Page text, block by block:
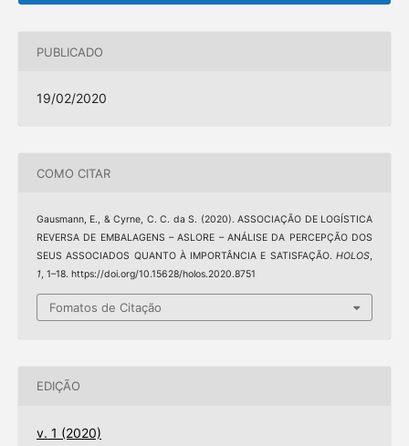
PUBLICADO
19/02/2020
COMO CITAR
Gausmann, E., & Cyrne, C. C. da S. (2020). ASSOCIAÇÃO DE LOGÍSTICA
REVERSA DE EMBALAGENS – ASLORE – ANÁLISE DA PERCEPÇÃO DOS
SEUS ASSOCIADOS QUANTO À IMPORTÂNCIA E SATISFAÇÃO.HOLOS,
1, 1–18. https://doi.org/10.15628/holos.2020.8751
Fomatos de Citação
EDIÇÃO
v. 1 (2020)